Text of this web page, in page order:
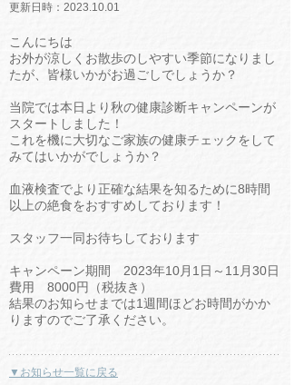
更新日時：2023.10.01
こんにちは
お外が涼しくお散歩のしやすい季節になりまし
たが、皆様いかがお過ごしでしょうか？
当院では本日より秋の健康診断キャンペーンが
スタートしました！
これを機に大切なご家族の健康チェックをして
みてはいかがでしょうか？
血液検査でより正確な結果を知るために8時間
以上の絶食をおすすめしております！
スタッフ一同お待ちしております
キャンペーン期間 2023年10月1日～11月30日
費用 8000円（税抜き）
結果のお知らせまでは1週間ほどお時間がかか
りますのでご了承ください。
▼お知らせ一覧に戻る